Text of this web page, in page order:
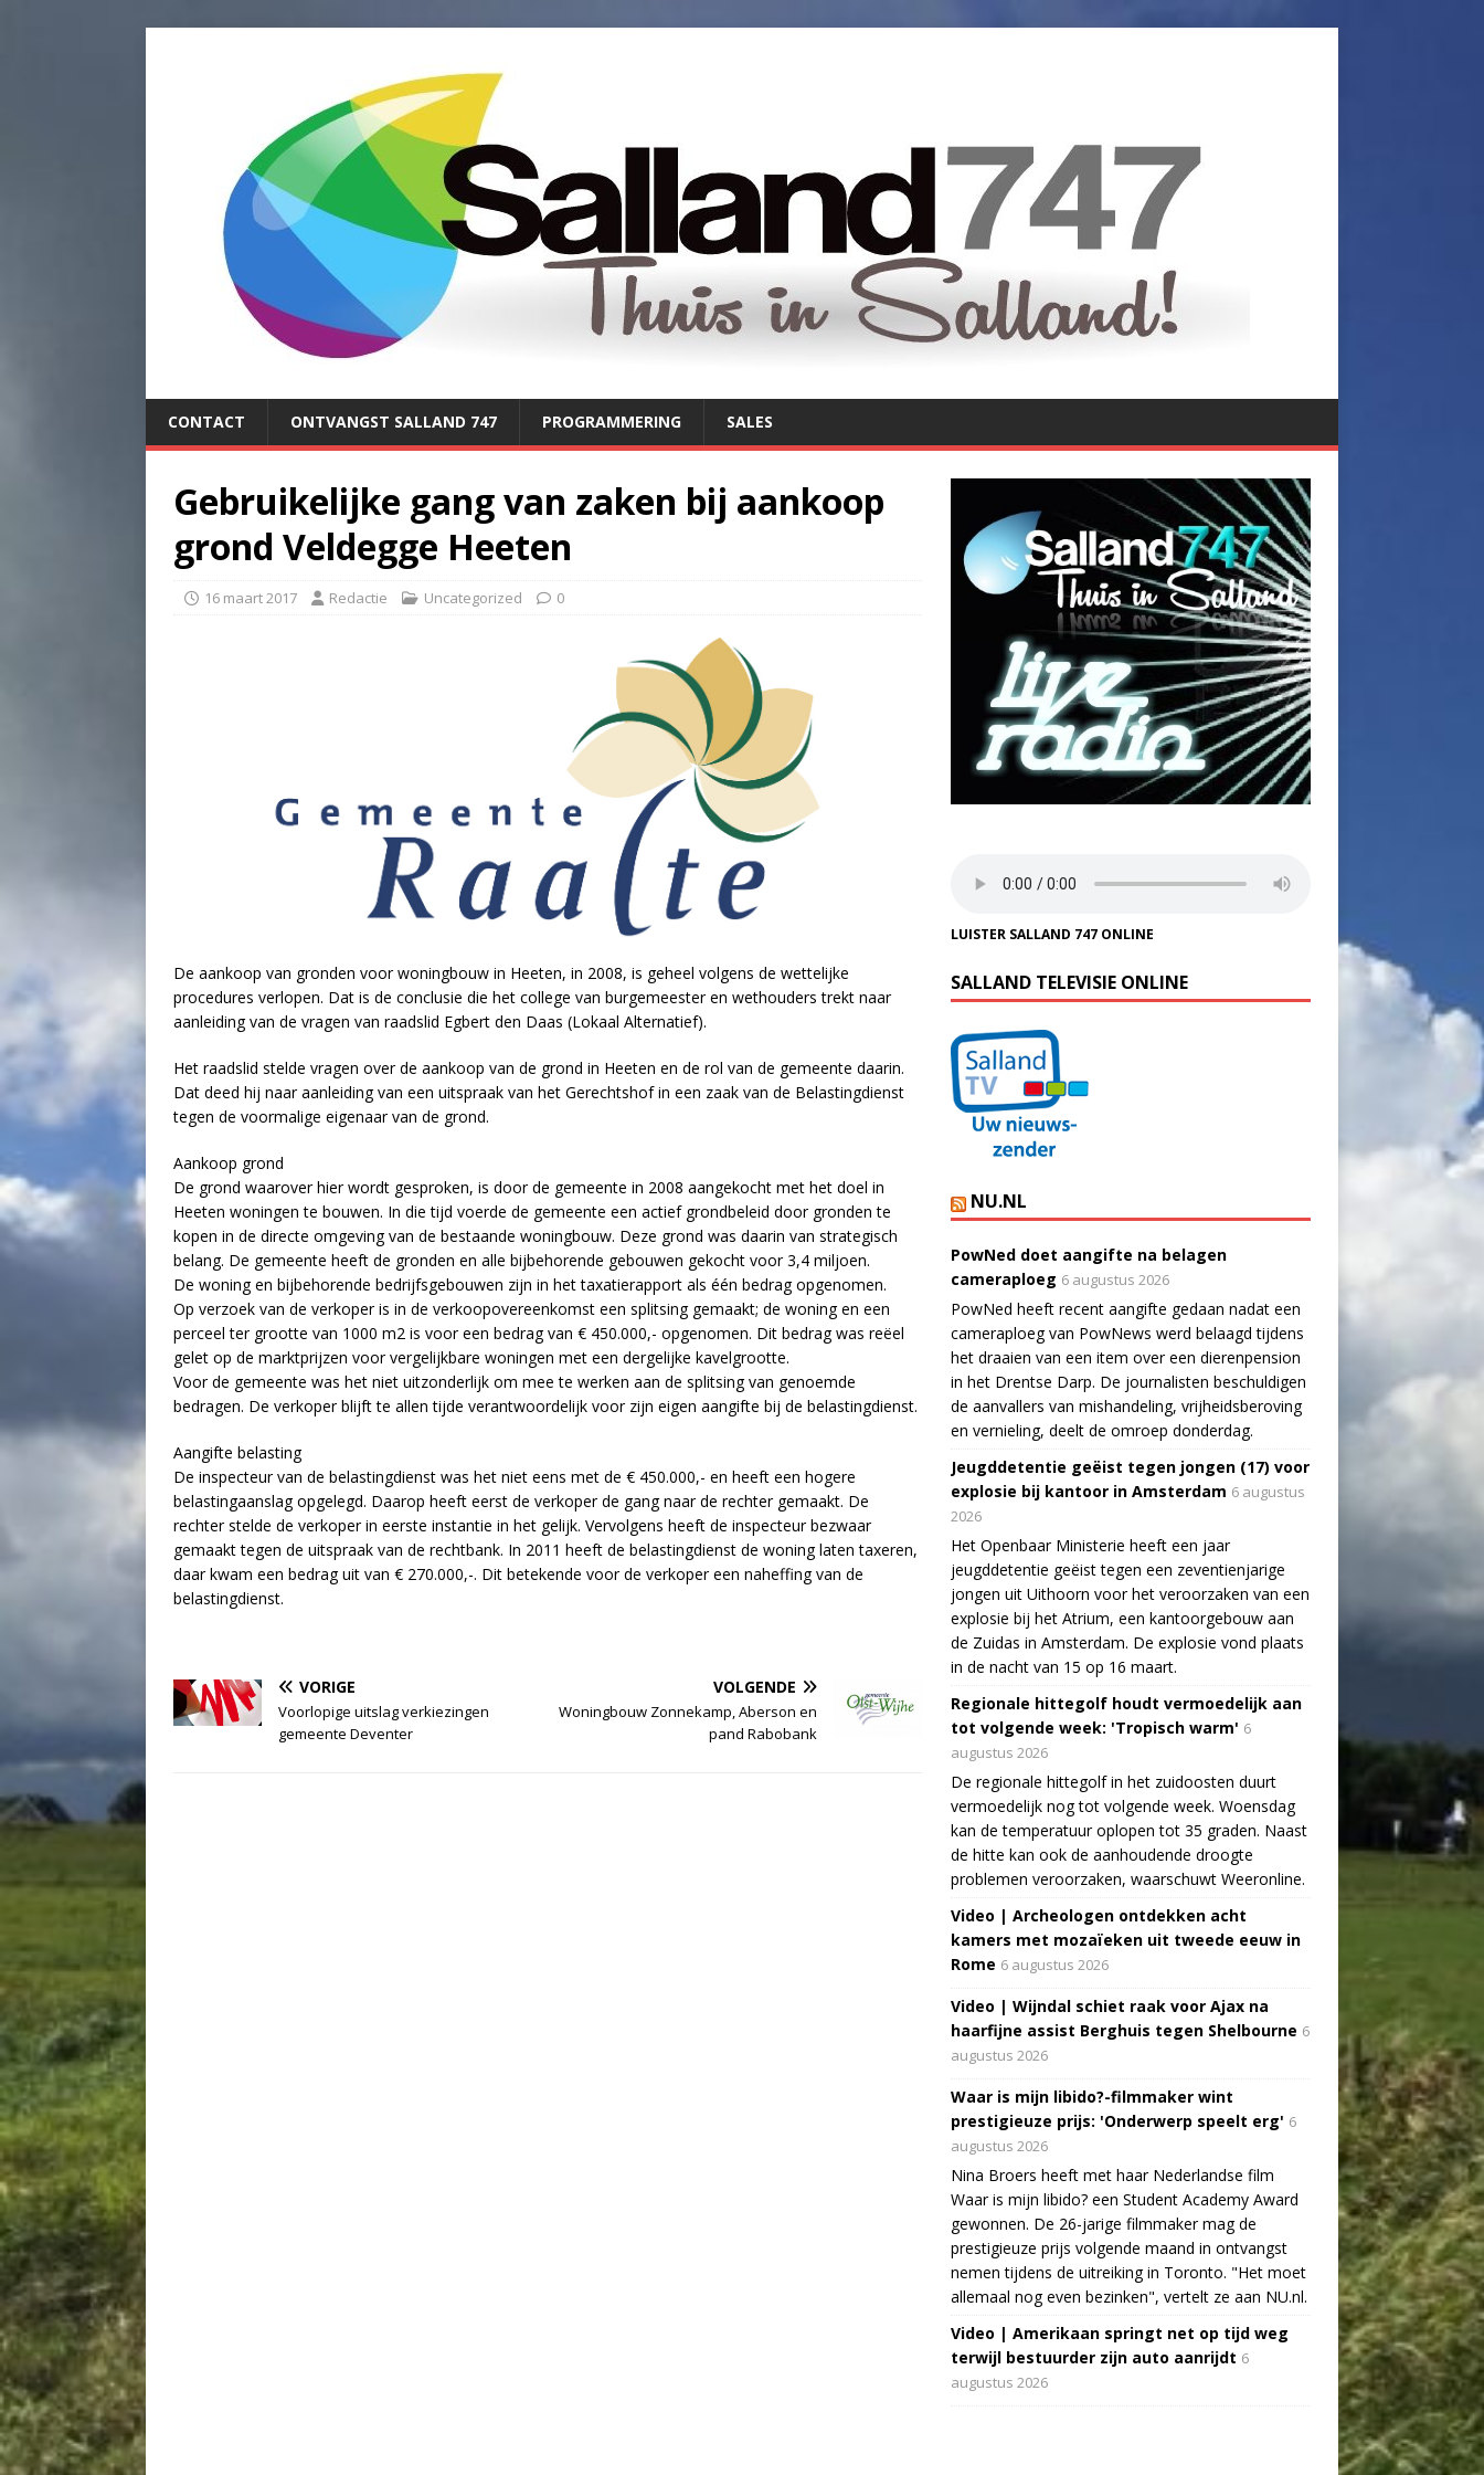
CONTACT ONTVANGST SALLAND 747 PROGRAMMERING SALES
Gebruikelijke gang van zaken bij aankoop
grond Veldegge Heeten
16 maart 2017 Redactie Uncategorized 0
De aankoop van gronden voor woningbouw in Heeten, in 2008, is geheel volgens de wettelijke
procedures verlopen. Dat is de conclusie die het college van burgemeester en wethouders trekt naar
aanleiding van de vragen van raadslid Egbert den Daas (Lokaal Alternatief).
Het raadslid stelde vragen over de aankoop van de grond in Heeten en de rol van de gemeente daarin.
Dat deed hij naar aanleiding van een uitspraak van het Gerechtshof in een zaak van de Belastingdienst
tegen de voormalige eigenaar van de grond.
Aankoop grond
De grond waarover hier wordt gesproken, is door de gemeente in 2008 aangekocht met het doel in
Heeten woningen te bouwen. In die tijd voerde de gemeente een actief grondbeleid door gronden te
kopen in de directe omgeving van de bestaande woningbouw. Deze grond was daarin van strategisch
belang. De gemeente heeft de gronden en alle bijbehorende gebouwen gekocht voor 3,4 miljoen.
De woning en bijbehorende bedrijfsgebouwen zijn in het taxatierapport als één bedrag opgenomen.
Op verzoek van de verkoper is in de verkoopovereenkomst een splitsing gemaakt; de woning en een
perceel ter grootte van 1000 m2 is voor een bedrag van € 450.000,- opgenomen. Dit bedrag was reëel
gelet op de marktprijzen voor vergelijkbare woningen met een dergelijke kavelgrootte.
Voor de gemeente was het niet uitzonderlijk om mee te werken aan de splitsing van genoemde
bedragen. De verkoper blijft te allen tijde verantwoordelijk voor zijn eigen aangifte bij de belastingdienst.
Aangifte belasting
De inspecteur van de belastingdienst was het niet eens met de € 450.000,- en heeft een hogere
belastingaanslag opgelegd. Daarop heeft eerst de verkoper de gang naar de rechter gemaakt. De
rechter stelde de verkoper in eerste instantie in het gelijk. Vervolgens heeft de inspecteur bezwaar
gemaakt tegen de uitspraak van de rechtbank. In 2011 heeft de belastingdienst de woning laten taxeren,
daar kwam een bedrag uit van € 270.000,-. Dit betekende voor de verkoper een naheffing van de
belastingdienst.
VORIGE
Voorlopige uitslag verkiezingen
gemeente Deventer
VOLGENDE
Woningbouw Zonnekamp, Aberson en
pand Rabobank
LUISTER SALLAND 747 ONLINE
SALLAND TELEVISIE ONLINE
NU.NL
PowNed doet aangifte na belagen
cameraploeg 6 augustus 2026
PowNed heeft recent aangifte gedaan nadat een
cameraploeg van PowNews werd belaagd tijdens
het draaien van een item over een dierenpension
in het Drentse Darp. De journalisten beschuldigen
de aanvallers van mishandeling, vrijheidsberoving
en vernieling, deelt de omroep donderdag.
Jeugddetentie geëist tegen jongen (17) voor
explosie bij kantoor in Amsterdam 6 augustus
2026
Het Openbaar Ministerie heeft een jaar
jeugddetentie geëist tegen een zeventienjarige
jongen uit Uithoorn voor het veroorzaken van een
explosie bij het Atrium, een kantoorgebouw aan
de Zuidas in Amsterdam. De explosie vond plaats
in de nacht van 15 op 16 maart.
Regionale hittegolf houdt vermoedelijk aan
tot volgende week: 'Tropisch warm' 6
augustus 2026
De regionale hittegolf in het zuidoosten duurt
vermoedelijk nog tot volgende week. Woensdag
kan de temperatuur oplopen tot 35 graden. Naast
de hitte kan ook de aanhoudende droogte
problemen veroorzaken, waarschuwt Weeronline.
Video | Archeologen ontdekken acht
kamers met mozaïeken uit tweede eeuw in
Rome 6 augustus 2026
Video | Wijndal schiet raak voor Ajax na
haarfijne assist Berghuis tegen Shelbourne 6
augustus 2026
Waar is mijn libido?-filmmaker wint
prestigieuze prijs: 'Onderwerp speelt erg' 6
augustus 2026
Nina Broers heeft met haar Nederlandse film
Waar is mijn libido? een Student Academy Award
gewonnen. De 26-jarige filmmaker mag de
prestigieuze prijs volgende maand in ontvangst
nemen tijdens de uitreiking in Toronto. "Het moet
allemaal nog even bezinken", vertelt ze aan NU.nl.
Video | Amerikaan springt net op tijd weg
terwijl bestuurder zijn auto aanrijdt 6
augustus 2026